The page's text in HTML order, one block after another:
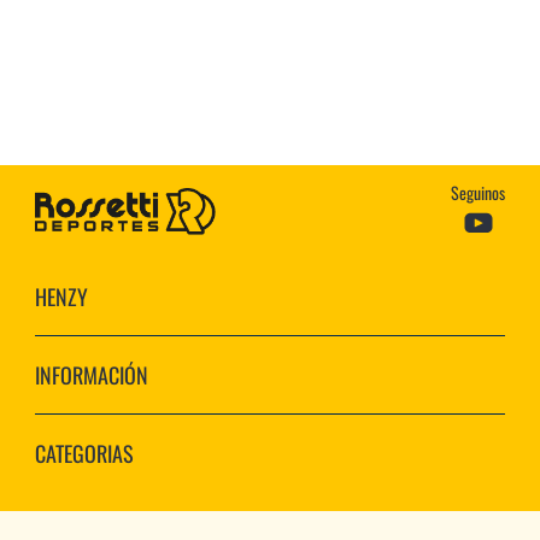
Seguinos
HENZY
INFORMACIÓN
CATEGORIAS